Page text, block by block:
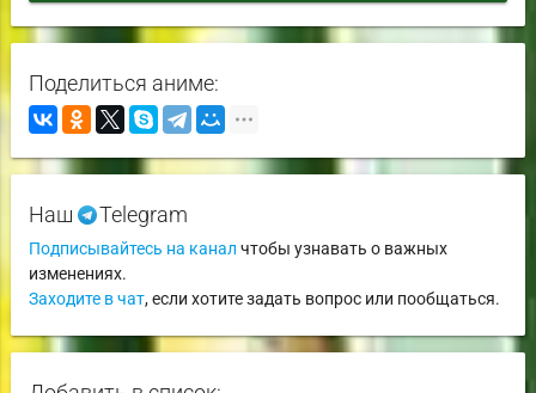
Поделиться аниме:
Наш Telegram
Подписывайтесь на канал чтобы узнавать о важных
изменениях.
Заходите в чат, если хотите задать вопрос или пообщаться.